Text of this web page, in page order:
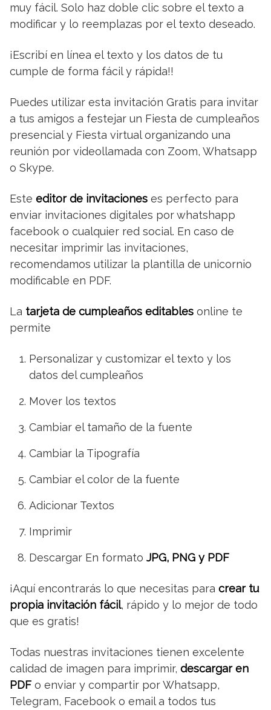
muy fácil. Solo haz doble clic sobre el texto a
modificar y lo reemplazas por el texto deseado.
¡Escribí en línea el texto y los datos de tu
cumple de forma fácil y rápida!!
Puedes utilizar esta invitación Gratis para invitar
a tus amigos a festejar un Fiesta de cumpleaños
presencial y Fiesta virtual organizando una
reunión por videollamada con Zoom, Whatsapp
o Skype.
Este editor de invitaciones es perfecto para
enviar invitaciones digitales por whatshapp
facebook o cualquier red social. En caso de
necesitar imprimir las invitaciones,
recomendamos utilizar la plantilla de unicornio
modificable en PDF.
La tarjeta de cumpleaños editables online te
permite
Personalizar y customizar el texto y los
datos del cumpleaños
Mover los textos
Cambiar el tamaño de la fuente
Cambiar la Tipografía
Cambiar el color de la fuente
Adicionar Textos
Imprimir
Descargar En formato JPG, PNG y PDF
¡Aquí encontrarás lo que necesitas para crear tu
propia invitación fácil, rápido y lo mejor de todo
que es gratis!
Todas nuestras invitaciones tienen excelente
calidad de imagen para imprimir, descargar en
PDF o enviar y compartir por Whatsapp,
Telegram, Facebook o email a todos tus